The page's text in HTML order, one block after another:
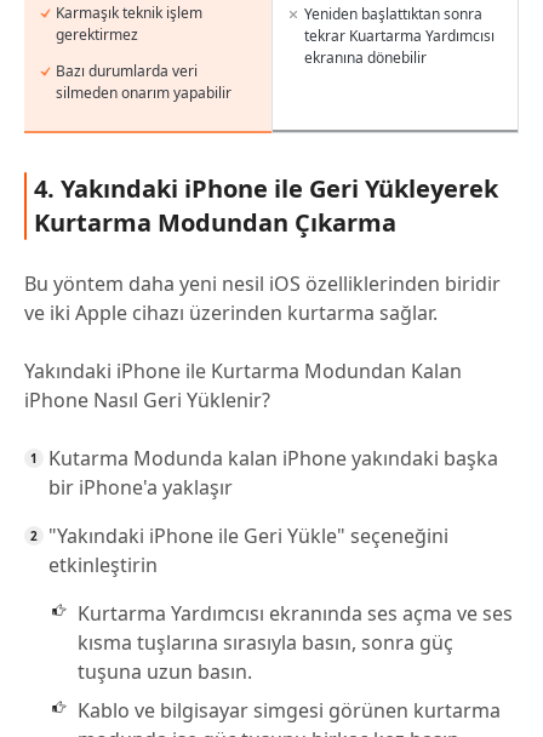
Karmaşık teknik işlem
gerektirmez
Bazı durumlarda veri
silmeden onarım yapabilir
Yeniden başlattıktan sonra
tekrar Kuartarma Yardımcısı
ekranına dönebilir
4. Yakındaki iPhone ile Geri Yükleyerek
Kurtarma Modundan Çıkarma
Bu yöntem daha yeni nesil iOS özelliklerinden biridir
ve iki Apple cihazı üzerinden kurtarma sağlar.
Yakındaki iPhone ile Kurtarma Modundan Kalan
iPhone Nasıl Geri Yüklenir?
Kutarma Modunda kalan iPhone yakındaki başka
bir iPhone'a yaklaşır
"Yakındaki iPhone ile Geri Yükle" seçeneğini
etkinleştirin
Kurtarma Yardımcısı ekranında ses açma ve ses
kısma tuşlarına sırasıyla basın, sonra güç
tuşuna uzun basın.
Kablo ve bilgisayar simgesi görünen kurtarma